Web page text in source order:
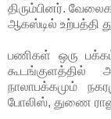
திரும்பினர்.
ஆகஸ்டில் உற்பத்தி
பணிகள் ஒரு
கூடங்குளத்தில்
நாலாபக்கமும்
போலிஸ், துணை